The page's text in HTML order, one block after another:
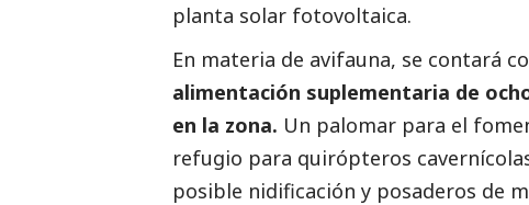
planta solar fotovoltaica.
En materia de avifauna, se contará
alimentación suplementaria de
en la zona. Un palomar para el
refugio para quirópteros
posible nidificación y posaderos de